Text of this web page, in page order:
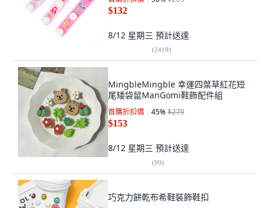
$132
8/12 星期三 預計送達
(2419)
MingbleMingble 幸運四葉草紅花短
尾矮袋鼠ManGomi鞋飾配件組
首購折扣價 45%$279
$153
8/12 星期三 預計送達
(90)
巧克力餅乾布希鞋裝飾鞋扣